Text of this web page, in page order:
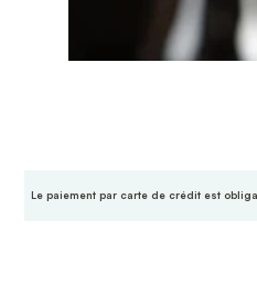
Le paiement par carte de crédit est